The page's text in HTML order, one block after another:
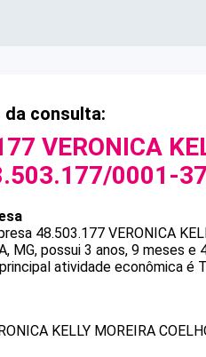
consulta:
VERONICA
0001-37
48.503.177 VERONICA
MG, possui 3 anos, 9 meses
atividade econômica é
KELLY MOREIRA